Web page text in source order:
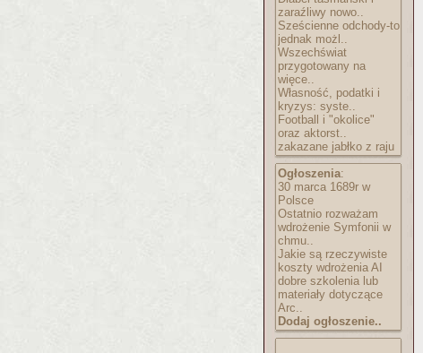
zaraźliwy nowo..
Sześcienne odchody-to
jednak możl..
Wszechświat
przygotowany na
więce..
Własność, podatki i
kryzys: syste..
Football i "okolice"
oraz aktorst..
zakazane jabłko z raju
Ogłoszenia:
30 marca 1689r w
Polsce
Ostatnio rozważam
wdrożenie Symfonii w
chmu..
Jakie są rzeczywiste
koszty wdrożenia AI
dobre szkolenia lub
materiały dotyczące
Arc..
Dodaj ogłoszenie..